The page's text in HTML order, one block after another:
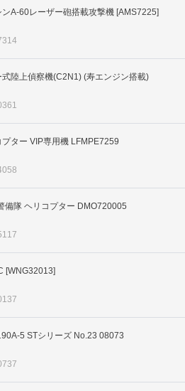
A-60レーザー砲搭載攻撃機 [AMS7225]
陸上偵察機(C2N1) (寿エンジン搭載)
ター VIP専用機 LFMPE7259
備隊 ヘリコプター DMO720005
[WNG32013]
5 STシリーズ No.23 08073